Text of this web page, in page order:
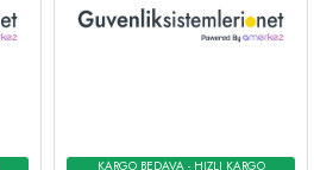
KARGO BEDAVA - HIZLI KARGO